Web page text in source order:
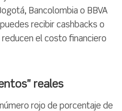
Bancolombia o BBVA
recibir cashbacks o
el costo financiero
reales
rojo de porcentaje de